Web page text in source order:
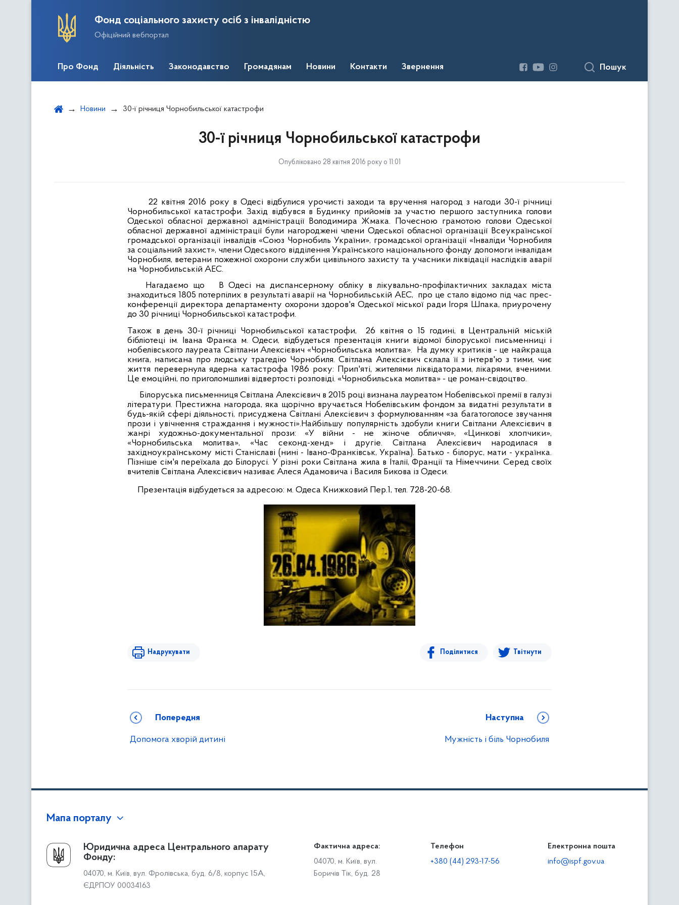
Фонд соціального захисту осіб з інвалідністю
Офіційний вебпортал
Про Фонд Діяльність Законодавство Громадянам Новини Контакти Звернення Пошук
Новини 30-ї річниця Чорнобильської катастрофи
30-ї річниця Чорнобильської катастрофи
Опубліковано 28 квітня 2016 року о 11:01
22 квітня 2016 року в Одесі відбулися урочисті заходи та вручення нагород з нагоди 30-ї річниці
Чорнобильської катастрофи. Захід відбувся в Будинку прийомів за участю першого заступника голови
Одеської обласної державної адміністрації Володимира Жмака. Почесною грамотою голови Одеської
обласної державної адміністрації були нагороджені члени Одеської обласної організації Всеукраїнської
громадської організації інвалідів «Союз Чорнобиль України», громадської організації «Інваліди Чорнобиля
за соціальний захист», члени Одеського відділення Українського національного фонду допомоги інвалідам
Чорнобиля, ветерани пожежної охорони служби цивільного захисту та учасники ліквідації наслідків аварії
на Чорнобильській АЕС.
Нагадаємо що
В Одесі на диспансерному обліку в лікувально-профілактичних закладах міста
знаходиться 1805 потерпілих в результаті аварії на Чорнобильській АЕС, про це стало відомо під час прес-
конференції директора департаменту охорони здоров'я Одеської міської ради Ігоря Шпака, приурочену
до 30 річниці Чорнобильської катастрофи.
Також в день 30-ї річниці Чорнобильської катастрофи,
26 квітня о 15 годині, в Центральній міській
бібліотеці ім. Івана Франка м. Одеси, відбудеться презентація книги відомої білоруської письменниці і
нобелівського лауреата Світлани Алексієвич «Чорнобильська молитва».
На думку критиків - це найкраща
книга, написана про людську трагедію Чорнобиля. Світлана Алексієвич склала її з інтерв'ю з тими, чиє
життя перевернула ядерна катастрофа 1986 року: Прип'яті, жителями ліквідаторами, лікарями, вченими.
Це емоційні, по приголомшливі відвертості розповіді. «Чорнобильська молитва» - це роман-свідоцтво.
Білоруська письменниця Світлана Алексієвич в 2015 році визнана лауреатом Нобелівської премії в галузі
літератури. Престижна нагорода, яка щорічно вручається Нобелівським фондом за видатні результати в
будь-якій сфері діяльності, присуджена Світлані Алексієвич з формулюванням «за багатоголосе звучання
прози і увічнення страждання і мужності».Найбільшу популярність здобули книги Світлани Алексієвич в
жанрі художньо-документальної прози: «У війни - не жіноче обличчя», «Цинкові хлопчики»,
«Чорнобильська молитва», «Час секонд-хенд» і другіе. Світлана Алексієвич народилася в
західноукраїнському місті Станіславі (нині - Івано-Франківськ, Україна). Батько - білорус, мати - українка.
Пізніше сім'я переїхала до Білорусі. У різні роки Світлана жила в Італії, Франції та Німеччини. Серед своїх
вчителів Світлана Алексієвич називає Алеся Адамовича і Василя Бикова із Одеси.
Презентація відбудеться за адресою: м. Одеса Книжковий Пер.1, тел. 728-20-68.
Надрукувати Поділитися Твітнути
Попередня
Допомога хворій дитині
Наступна
Мужність і біль Чорнобиля
Мапа порталу
Про Фонд
Керівництво
Структура Фонду
Територіальні відділення
Громадянам
Доступ до публічної інформації
Звіти щодо роботи із запитами на отримання публічної
Діяльність
Роботодавцям
Юридична адреса Центрального апарату
Фонду:
04070, м. Київ, вул. Фролівська, буд. 6/8, корпус 15А,
ЄДРПОУ 00034163
Фактична адреса:
04070, м. Київ, вул.
Боричів Тік, буд. 28
Телефон
+380 (44) 293-17-56
Електронна пошта
info@ispf.gov.ua